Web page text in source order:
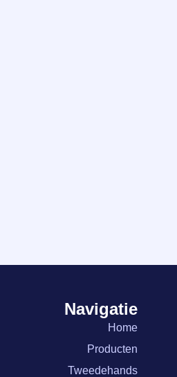
Navigatie
Home
Producten
Tweedehands